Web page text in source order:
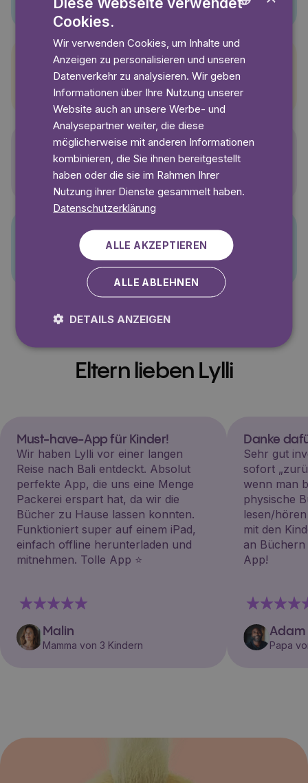
Pettersson und Findus
Polly Pocket
PJ Masks
Eltern lieben Lylli
Must-have-App für Kinder!
Wir haben Lylli vor einer langen
Reise nach Bali entdeckt. Absolut
perfekte App, die uns eine Menge
Packerei erspart hat, da wir die
Bücher zu Hause lassen konnten.
Funktioniert super auf einem iPad,
einfach offline herunterladen und
mitnehmen. Tolle App ⭐️
Malin
Mamma von 3 Kindern
Danke
Sehr gut
sofort
wenn man
physische
lesen/
mit den
an Büchern
App!
Adam
Papa
GERMAN
Cookies.
Wir verwenden Cookies, um Inhalte und
Anzeigen zu personalisieren und unseren
Datenverkehr zu analysieren. Wir geben
Informationen über Ihre Nutzung unserer
Website auch an unsere Werbe- und
Analysepartner weiter, die diese
möglicherweise mit anderen Informationen
kombinieren, die Sie ihnen bereitgestellt
haben oder die sie im Rahmen Ihrer
Nutzung ihrer Dienste gesammelt haben.
Datenschutzerklärung
ALLE AKZEPTIEREN
ALLE ABLEHNEN
DETAILS ANZEIGEN